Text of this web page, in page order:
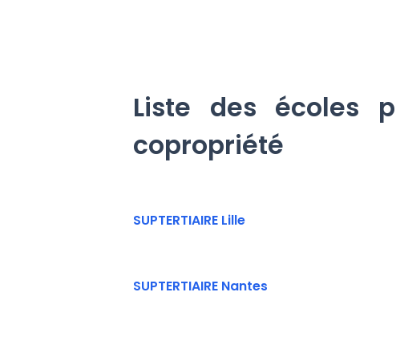
Liste des écoles
copropriété
SUPTERTIAIRE Lille
SUPTERTIAIRE Nantes